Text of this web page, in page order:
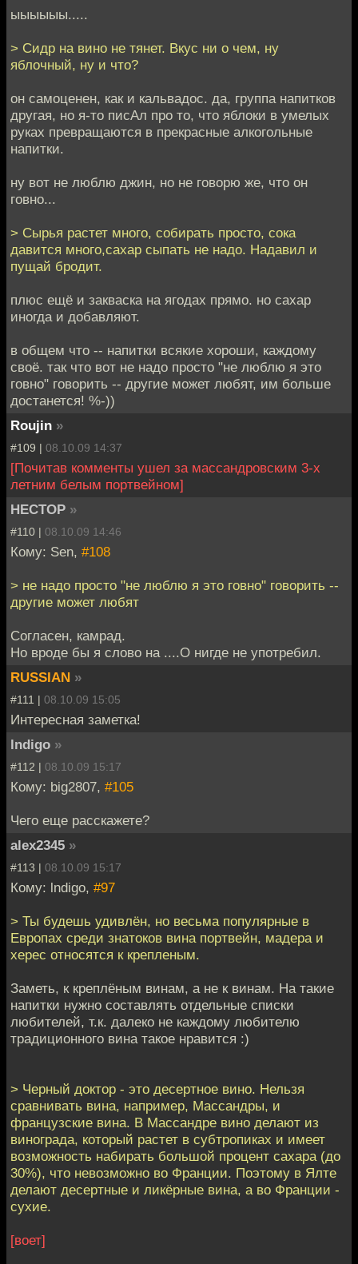
ыыыыыы.....
> Сидр на вино не тянет. Вкус ни о чем, ну
яблочный, ну и что?
он самоценен, как и кальвадос. да, группа напитков
другая, но я-то писАл про то, что яблоки в умелых
руках превращаются в прекрасные алкогольные
напитки.
ну вот не люблю джин, но не говорю же, что он
говно...
> Сырья растет много, собирать просто, сока
давится много,сахар сыпать не надо. Надавил и
пущай бродит.
плюс ещё и закваска на ягодах прямо. но сахар
иногда и добавляют.
в общем что -- напитки всякие хороши, каждому
своё. так что вот не надо просто "не люблю я это
говно" говорить -- другие может любят, им больше
достанется! %-))
Roujin »
#109 | 08.10.09 14:37
[Почитав комменты ушел за массандровским 3-х
летним белым портвейном]
HECTOP »
#110 | 08.10.09 14:46
Кому: Sen, #108
> не надо просто "не люблю я это говно" говорить --
другие может любят
Согласен, камрад.
Но вроде бы я слово на ....О нигде не употребил.
RUSSIAN »
#111 | 08.10.09 15:05
Интересная заметка!
lndigo »
#112 | 08.10.09 15:17
Кому: big2807, #105
Чего еще расскажете?
alex2345 »
#113 | 08.10.09 15:17
Кому: lndigo, #97
> Ты будешь удивлён, но весьма популярные в
Европах среди знатоков вина портвейн, мадера и
херес относятся к крепленым.
Заметь, к креплёным винам, а не к винам. На такие
напитки нужно составлять отдельные списки
любителей, т.к. далеко не каждому любителю
традиционного вина такое нравится :)
> Черный доктор - это десертное вино. Нельзя
сравнивать вина, например, Массандры, и
французские вина. В Массандре вино делают из
винограда, который растет в субтропиках и имеет
возможность набирать большой процент сахара (до
30%), что невозможно во Франции. Поэтому в Ялте
делают десертные и ликёрные вина, а во Франции -
сухие.
[воет]